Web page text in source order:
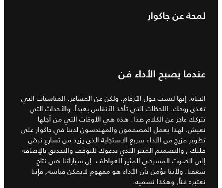
لمحة عن جاكوار
عندما يصبح الأداء فن
الحياة. إنها ليست حول الأرقام. ولكن عن المشاعر. المناسبات التي
تغذي روحك. اللحظات التي تأخذ الأنفاس بعيداً. والأحداث التي
تتركك عاجز عن الكلام هذا. هذه هي الأوقات التي من أجلها
نعيش. لهذا يعمل المصممون والمهندسون لدينا في جاكوار على
تطوير مزيج من الأداء سريع الاستجابة الذي يزيد من تسارع نبض
قلبك , والتصميم المثير اللذي يدعوك للتوقف والتحديق بالإضافة
إلى الصوت المسرحي المثير للعواطف. إن سياراتنا هي نتاج
شغفنا. ولأننا نؤمن بأن الأداء هو مفهوم لايمكن قياسه, فإننا
نعتبره فناً, وهكذا نسميه.